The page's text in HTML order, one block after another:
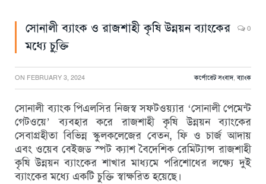
সোনালী ব্যাংক ও রাজশাহী কৃষি উন্নয়ন ব্যাংকের
মধ্যে চু্ক্তি
0
ON FEBRUARY 3, 2024 কর্পোরেট সংবাদ,ব্যাংক
সোনালী ব্যাংক পিএলসির নিজস্ব সফটওয়্যার ‘সোনালী পেমেন্ট
গেটওয়ে’ ব্যবহার করে রাজশাহী কৃষি উন্নয়ন ব্যাংকের
সেবাগ্রহীতা বিভিন্ন স্কুলকলেজের বেতন, ফি ও চার্জ আদায়
এবং ওয়েব বেইজড স্পট ক্যাশ বৈদেশিক রেমিট্যান্স রাজশাহী
কৃষি উন্নয়ন ব্যাংকের শাখার মাধ্যমে পরিশোধের লক্ষ্যে দুই
ব্যাংকের মধ্যে একটি চুক্তি স্বাক্ষরিত হয়েছে।